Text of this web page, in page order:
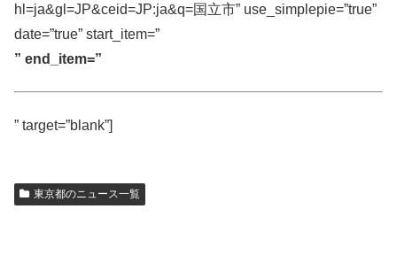
hl=ja&gl=JP&ceid=JP:ja&q=国立市” use_simplepie=”true”
date=”true” start_item=”
” end_item=”
” target=”blank”]
東京都のニュース一覧